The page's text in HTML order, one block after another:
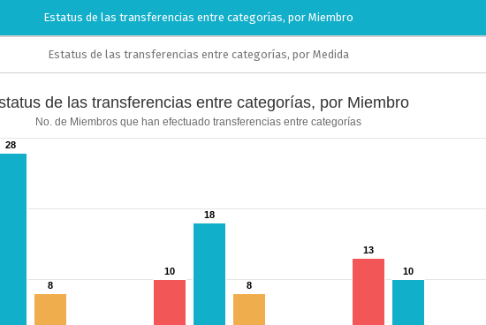
Estatus de las transferencias entre categorías, por Miembro
Estatus de las transferencias entre categorías, por Medida
efectuado transferencias entre categorías
categories.
de las transferencias entre categorías, por Miembro
No. de Miembros que han efectuado transferencias entre categorías
10
10
13
13
28
28
18
18
10
10
8
8 8
8